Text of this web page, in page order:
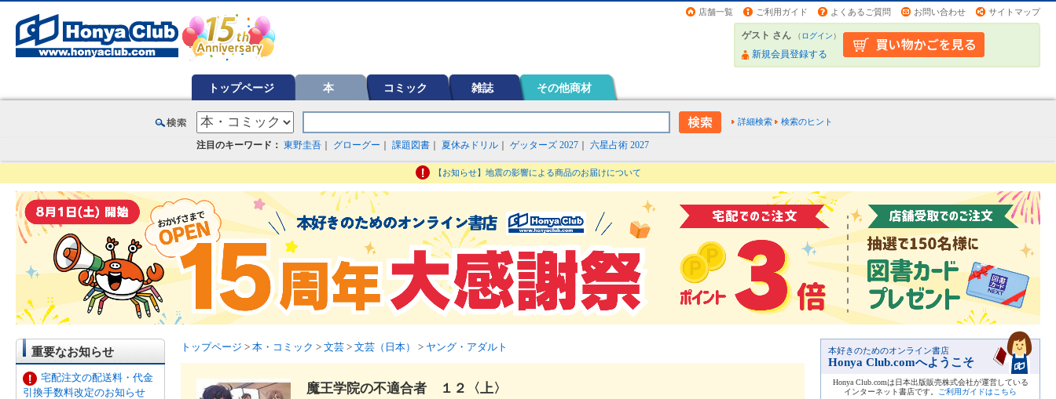
店舗一覧 ご利用ガイド よくあるご質問 お問い合わせ サイトマップ
ゲスト さん （ログイン）
新規会員登録する
トップページ 本 コミック 雑誌 その他商材
詳細検索 検索のヒント
注目のキーワード： 東野圭吾 グローグー 課題図書 夏休みドリル ゲッターズ 2027 六星占術 2027
【お知らせ】地震の影響による商品のお届けについて
重要なお知らせ
宅配注文の配送料・代金
引換手数料改定のお知らせ
トップページ > 本・コミック > 文芸 > 文芸（日本） > ヤング・アダルト
魔王学院の不適合者 １２〈上〉
本好きのためのオンライン書店
Honya Club.comへようこそ
Honya Club.comは日本出版販売株式会社が運営している
インターネット書店です。
ご利用ガイドはこちら